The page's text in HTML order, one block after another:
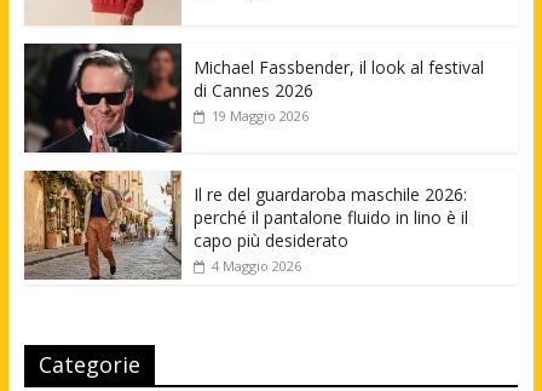
Michael Fassbender, il look al festival
di Cannes 2026
19 Maggio 2026
Il re del guardaroba maschile 2026:
perché il pantalone fluido in lino è il
capo più desiderato
4 Maggio 2026
Categorie